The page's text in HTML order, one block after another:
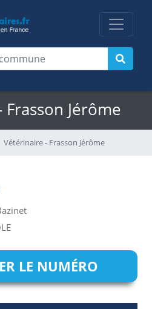
Jérôme
Vétérinaire - Frasson Jérôme
LE NUMÉRO